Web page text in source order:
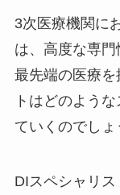
3次医療機関に
は、高度な専門
最先端の医療
トはどのよう
ていくのでしょ
DIスペシャリ